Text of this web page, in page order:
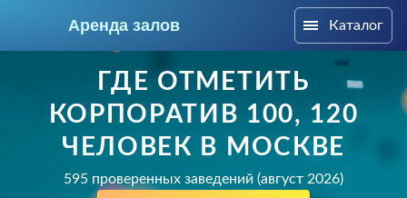
Аренда залов Каталог
ГДЕ ОТМЕТИТЬ
КОРПОРАТИВ 100, 120
ЧЕЛОВЕК В МОСКВЕ
595 проверенных заведений (август 2026)